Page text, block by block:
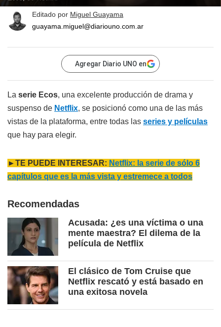
Editado por Miguel Guayama
guayama.miguel@diariouno.com.ar
Agregar Diario UNO en
La serie Ecos, una excelente producción de drama y
suspenso de Netflix, se posicionó como una de las más
vistas de la plataforma, entre todas las series y películas
que hay para elegir.
►TE PUEDE INTERESAR: Netflix: la serie de sólo 6
capítulos que es la más vista y estremece a todos
Recomendadas
Acusada: ¿es una víctima o una
mente maestra? El dilema de la
película de Netflix
El clásico de Tom Cruise que
Netflix rescató y está basado en
una exitosa novela